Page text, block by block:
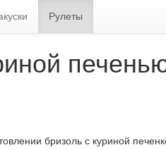
Рулеты
бризоль с куриной